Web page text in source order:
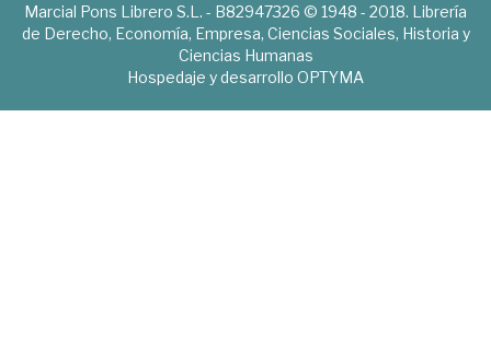
Marcial Pons Librero S.L. - B82947326 © 1948 - 2018. Librería
de Derecho, Economía, Empresa, Ciencias Sociales, Historia y
Ciencias Humanas
Hospedaje y desarrollo OPTYMA